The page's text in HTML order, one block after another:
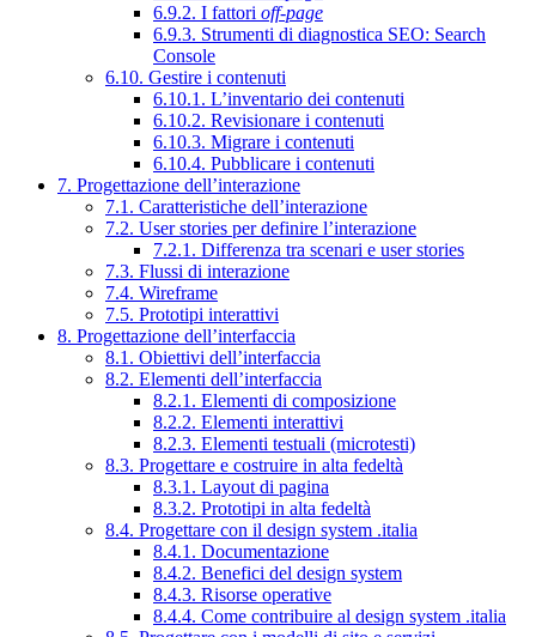
6.9.2. I fattori off-page
6.9.3. Strumenti di diagnostica SEO: Search
Console
6.10. Gestire i contenuti
6.10.1. L’inventario dei contenuti
6.10.2. Revisionare i contenuti
6.10.3. Migrare i contenuti
6.10.4. Pubblicare i contenuti
7. Progettazione dell’interazione
7.1. Caratteristiche dell’interazione
7.2. User stories per definire l’interazione
7.2.1. Differenza tra scenari e user stories
7.3. Flussi di interazione
7.4. Wireframe
7.5. Prototipi interattivi
8. Progettazione dell’interfaccia
8.1. Obiettivi dell’interfaccia
8.2. Elementi dell’interfaccia
8.2.1. Elementi di composizione
8.2.2. Elementi interattivi
8.2.3. Elementi testuali (microtesti)
8.3. Progettare e costruire in alta fedeltà
8.3.1. Layout di pagina
8.3.2. Prototipi in alta fedeltà
8.4. Progettare con il design system .italia
8.4.1. Documentazione
8.4.2. Benefici del design system
8.4.3. Risorse operative
8.4.4. Come contribuire al design system .italia